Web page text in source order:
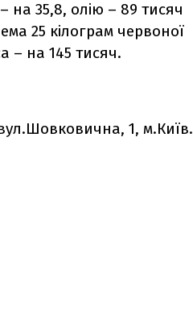
на 35,8, олію – 89 тисяч
25 кілограм червоної
– на 145 тисяч.
1, м.Київ.